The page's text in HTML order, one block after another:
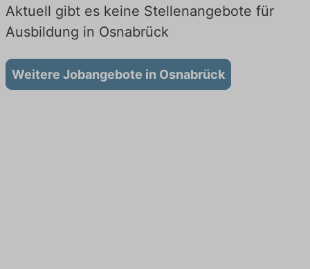
Aktuell gibt es keine Stellenangebote für
Ausbildung in Osnabrück
Weitere Jobangebote in Osnabrück